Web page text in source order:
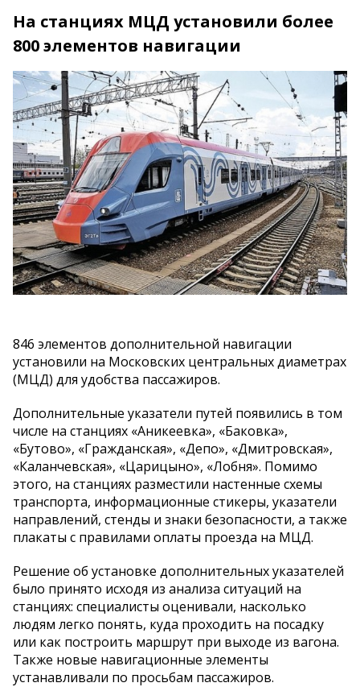
На станциях МЦД установили более
800 элементов навигации
846 элементов дополнительной навигации
установили на Московских центральных диаметрах
(МЦД) для удобства пассажиров.
Дополнительные указатели путей появились в том
числе на станциях «Аникеевка», «Баковка»,
«Бутово», «Гражданская», «Депо», «Дмитровская»,
«Каланчевская», «Царицыно», «Лобня». Помимо
этого, на станциях разместили настенные схемы
транспорта, информационные стикеры, указатели
направлений, стенды и знаки безопасности, а также
плакаты с правилами оплаты проезда на МЦД.
Решение об установке дополнительных указателей
было принято исходя из анализа ситуаций на
станциях: специалисты оценивали, насколько
людям легко понять, куда проходить на посадку
или как построить маршрут при выходе из вагона.
Также новые навигационные элементы
устанавливали по просьбам пассажиров.